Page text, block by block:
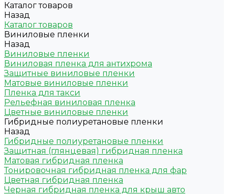
Каталог товаров
Назад
Каталог товаров
Виниловые пленки
Назад
Виниловые пленки
Виниловая пленка для антихрома
Защитные виниловые пленки
Матовые виниловые пленки
Пленка для такси
Рельефная виниловая пленка
Цветные виниловые пленки
Гибридные полиуретановые пленки
Назад
Гибридные полиуретановые пленки
Защитная (глянцевая) гибридная пленка
Матовая гибридная пленка
Тонировочная гибридная пленка для фар
Цветная гибридная пленка
Черная гибридная пленка для крыш авто